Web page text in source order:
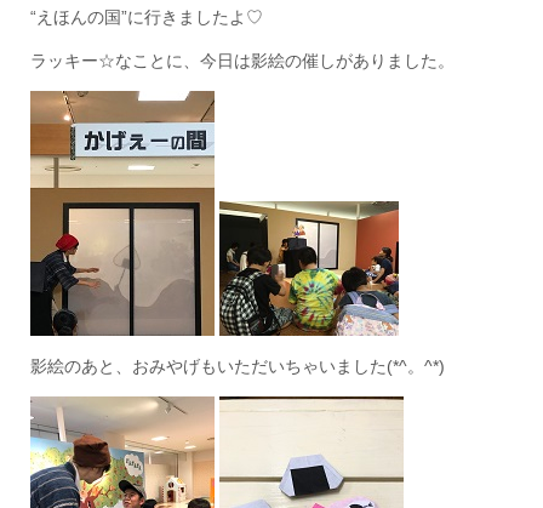
“えほんの国”に行きましたよ♡
ラッキー☆なことに、今日は影絵の催しがありました。
影絵のあと、おみやげもいただいちゃいました(*^。^*)